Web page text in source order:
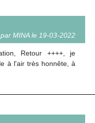
MINA le 19-03-2022
Retour ++++, je
à l'air très honnête, à